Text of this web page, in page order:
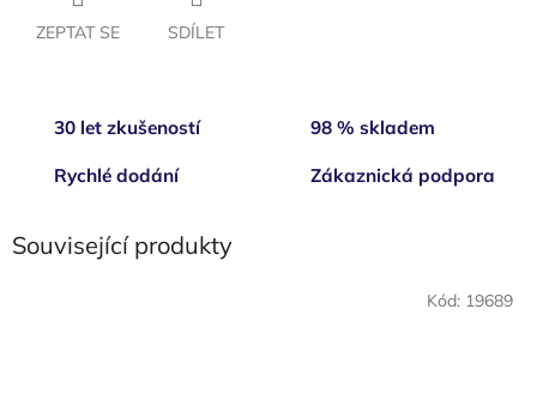
ZEPTAT SE SDÍLET
30 let zkušeností 98 % skladem
Rychlé dodání Zákaznická podpora
Související produkty
Kód: 19689